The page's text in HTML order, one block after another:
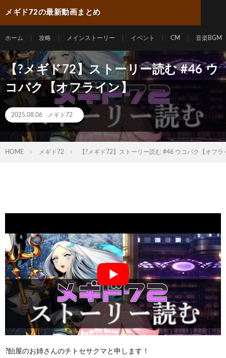
メギド72の最新動画まとめ
ホーム 攻略 メインストーリー イベント CM 音楽BGM
【?メギド72】ストーリー読む #46 ウ
コバク【オフライン】
2025.08.06 メギド72
HOME メギド72 【?メギド72】ストーリー読む #46 ウコバク【オフラ
?飴屋のお姉さんのチトセサクマと申します！